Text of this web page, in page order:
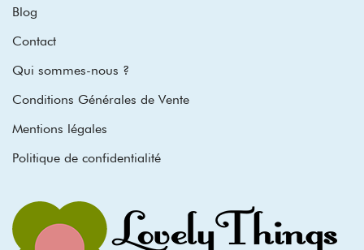
Blog
Contact
Qui sommes-nous ?
Conditions Générales de Vente
Mentions légales
Politique de confidentialité